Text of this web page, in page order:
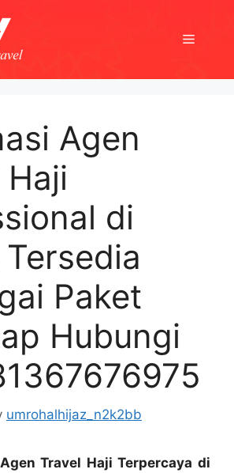
Menu
Agen
di
Paket
Hubungi
umrohalhijaz_n2k2bb
Travel Haji Terpercaya di